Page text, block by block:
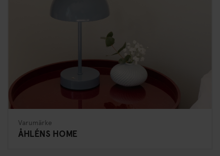
Varumärke
ÅHLÉNS HOME